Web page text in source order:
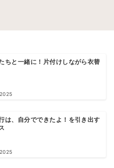
ちと一緒に！片付けしながら衣替
は、自分でできたよ！を引き出す